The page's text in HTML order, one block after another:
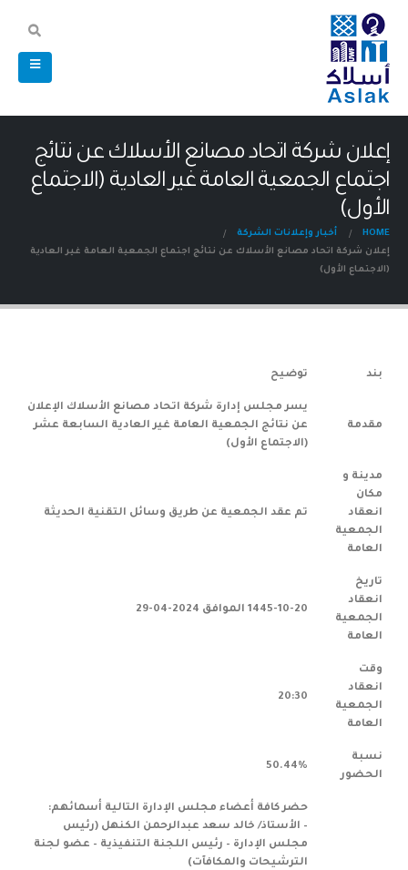
إعلان شركة اتحاد مصانع الأسلاك عن نتائج
اجتماع الجمعية العامة غير العادية (الاجتماع
الأول)
HOME
أخبار وإعلانات الشركة
إعلان شركة اتحاد مصانع الأسلاك عن نتائج اجتماع الجمعية العامة غير العادية
(الاجتماع الأول)
بند توضيح
مقدمة
يسر مجلس إدارة شركة اتحاد مصانع الأسلاك الإعلان
عن نتائج الجمعية العامة غير العادية السابعة عشر
(الاجتماع الأول)
مدينة و
مكان
انعقاد
الجمعية
العامة
تم عقد الجمعية عن طريق وسائل التقنية الحديثة
تاريخ
انعقاد
الجمعية
العامة
1445-10-20 الموافق 2024-04-29
وقت
انعقاد
الجمعية
العامة
20:30
نسبة
الحضور
50.44%
حضر كافة أعضاء مجلس الإدارة التالية أسمائهم:
– الأستاذ/ خالد سعد عبدالرحمن الكنهل (رئيس
مجلس الإدارة – رئيس اللجنة التنفيذية – عضو لجنة
الترشيحات والمكافآت)